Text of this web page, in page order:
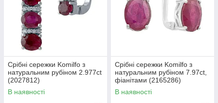
Срібні сережки Komilfo з
натуральним рубіном 2.977ct
(2027812)
В наявності
Срібні сережки Komilfo з
натуральним рубіном 7.97ct,
фіанітами (2165286)
В наявності